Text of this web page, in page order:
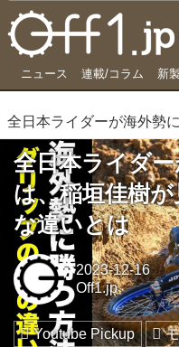
ニュース 連載/コラム 新
全日本ライダ
は、稲垣佳樹
な違いとは
2023-12-16
Off1.jp
Youtube Pickup